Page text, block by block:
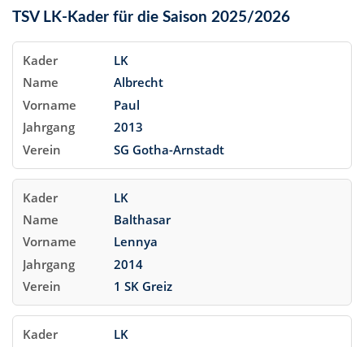
TSV LK-Kader für die Saison 2025/2026
LK
Albrecht
Paul
2013
SG Gotha-Arnstadt
LK
Balthasar
Lennya
2014
1 SK Greiz
LK